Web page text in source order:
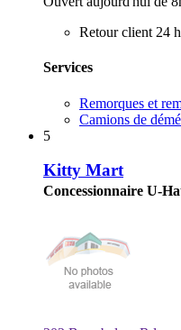
Retour client 24
Services
Remorques et
Camions de
5
Kitty Mart
Concessionnaire U-